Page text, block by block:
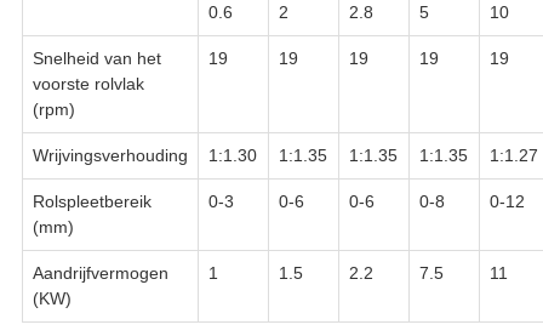
0.6 2 2.8 5 10
Snelheid van het
voorste rolvlak
(rpm)
19 19 19 19 19
Wrijvingsverhouding 1:1.30 1:1.35 1:1.35 1:1.35 1:1.27
Rolspleetbereik
(mm)
0-3 0-6 0-6 0-8 0-12
Aandrijfvermogen
(KW)
1 1.5 2.2 7.5 11